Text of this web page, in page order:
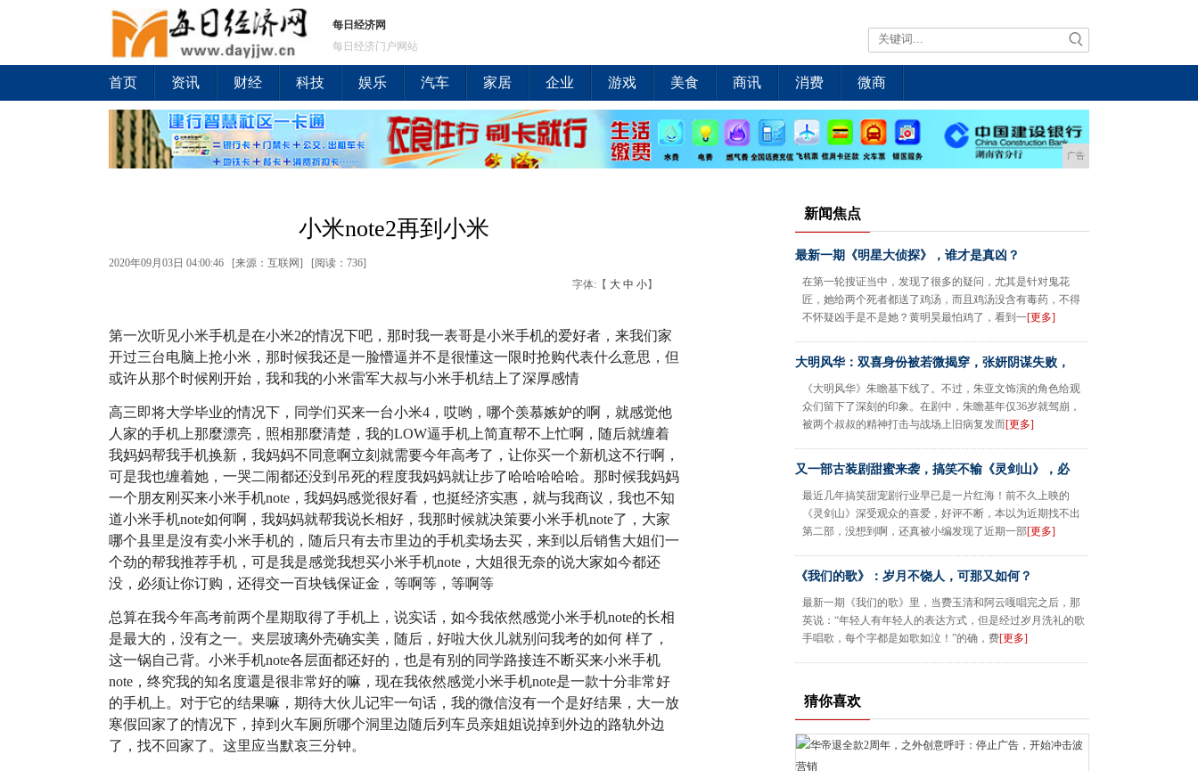
每日经济网
每日经济门户网站
首页 资讯 财经 科技 娱乐 汽车 家居 企业 游戏 美食 商讯 消费 微商
广告
小米note2再到小米
2020年09月03日 04:00:46 [来源：互联网] [阅读：736]
字体:【 大 中 小】
第一次听见小米手机是在小米2的情况下吧，那时我一表哥是小米手机的爱好者，来我们家
开过三台电脑上抢小米，那时候我还是一脸懵逼并不是很懂这一限时抢购代表什么意思，但
或许从那个时候刚开始，我和我的小米雷军大叔与小米手机结上了深厚感情
高三即将大学毕业的情况下，同学们买来一台小米4，哎哟，哪个羡慕嫉妒的啊，就感觉他
人家的手机上那麼漂亮，照相那麼清楚，我的LOW逼手机上简直帮不上忙啊，随后就缠着
我妈妈帮我手机换新，我妈妈不同意啊立刻就需要今年高考了，让你买一个新机这不行啊，
可是我也缠着她，一哭二闹都还没到吊死的程度我妈妈就让步了哈哈哈哈哈。那时候我妈妈
一个朋友刚买来小米手机note，我妈妈感觉很好看，也挺经济实惠，就与我商议，我也不知
道小米手机note如何啊，我妈妈就帮我说长相好，我那时候就决策要小米手机note了，大家
哪个县里是沒有卖小米手机的，随后只有去市里边的手机卖场去买，来到以后销售大姐们一
个劲的帮我推荐手机，可是我是感觉我想买小米手机note，大姐很无奈的说大家如今都还
没，必须让你订购，还得交一百块钱保证金，等啊等，等啊等
总算在我今年高考前两个星期取得了手机上，说实话，如今我依然感觉小米手机note的长相
是最大的，没有之一。夹层玻璃外壳确实美，随后，好啦大伙儿就别问我考的如何 样了，
这一锅自己背。小米手机note各层面都还好的，也是有别的同学路接连不断买来小米手机
note，终究我的知名度還是很非常好的嘛，现在我依然感觉小米手机note是一款十分非常好
的手机上。对于它的结果嘛，期待大伙儿记牢一句话，我的微信沒有一个是好结果，大一放
寒假回家了的情况下，掉到火车厕所哪个洞里边随后列车员亲姐姐说掉到外边的路轨外边
了，找不回家了。这里应当默哀三分钟。
新闻焦点
最新一期《明星大侦探》，谁才是真凶？
在第一轮搜证当中，发现了很多的疑问，尤其是针对鬼花
匠，她给两个死者都送了鸡汤，而且鸡汤没含有毒药，不得
不怀疑凶手是不是她？黄明昊最怕鸡了，看到一[更多]
大明风华：双喜身份被若微揭穿，张妍阴谋失败，
《大明风华》朱瞻基下线了。不过，朱亚文饰演的角色给观
众们留下了深刻的印象。在剧中，朱瞻基年仅36岁就驾崩，
被两个叔叔的精神打击与战场上旧病复发而[更多]
又一部古装剧甜蜜来袭，搞笑不输《灵剑山》，必
最近几年搞笑甜宠剧行业早已是一片红海！前不久上映的
《灵剑山》深受观众的喜爱，好评不断，本以为近期找不出
第二部，没想到啊，还真被小编发现了近期一部[更多]
《我们的歌》：岁月不饶人，可那又如何？
最新一期《我们的歌》里，当费玉清和阿云嘎唱完之后，那
英说：“年轻人有年轻人的表达方式，但是经过岁月洗礼的歌
手唱歌，每个字都是如歌如泣！”的确，费[更多]
猜你喜欢